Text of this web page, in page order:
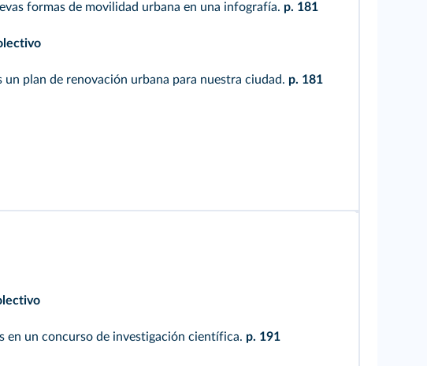
formas de movilidad urbana en una infografía. p. 181
un plan de renovación urbana para nuestra ciudad. p. 181
en un concurso de investigación científica. p. 191